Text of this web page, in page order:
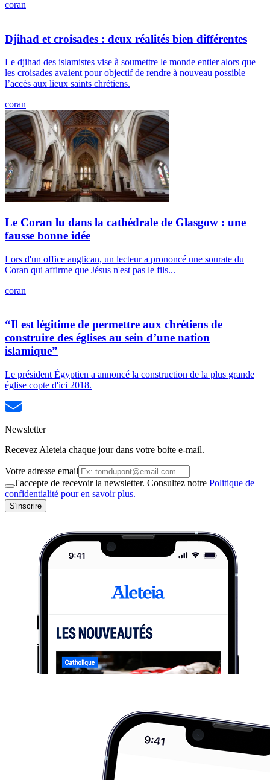
coran
Djihad et croisades : deux réalités bien différentes
Le djihad des islamistes vise à soumettre le monde entier alors que
les croisades avaient pour objectif de rendre à nouveau possible
l’accès aux lieux saints chrétiens.
coran
Le Coran lu dans la cathédrale de Glasgow : une
fausse bonne idée
Lors d'un office anglican, un lecteur a prononcé une sourate du
Coran qui affirme que Jésus n'est pas le fils...
coran
“Il est légitime de permettre aux chrétiens de
construire des églises au sein d’une nation
islamique”
Le président Égyptien a annoncé la construction de la plus grande
église copte d'ici 2018.
Newsletter
Recevez Aleteia chaque jour dans votre boite e-mail.
Votre adresse email
J'accepte de recevoir la newsletter. Consultez notre Politique de
confidentialité pour en savoir plus.
S'inscrire